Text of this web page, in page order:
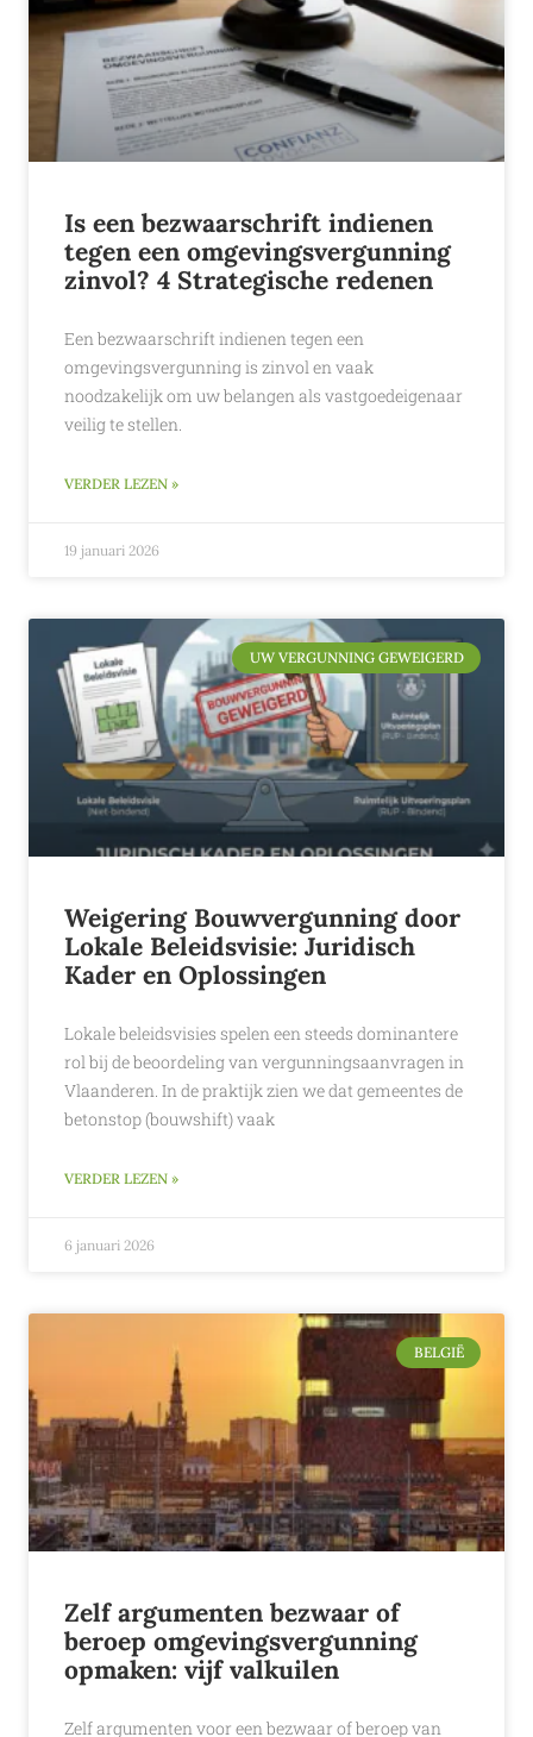
Is een bezwaarschrift indienen
tegen een omgevingsvergunning
zinvol? 4 Strategische redenen
Een bezwaarschrift indienen tegen een
omgevingsvergunning is zinvol en vaak
noodzakelijk om uw belangen als vastgoedeigenaar
veilig te stellen.
VERDER LEZEN »
19 januari 2026
UW VERGUNNING GEWEIGERD
Weigering Bouwvergunning door
Lokale Beleidsvisie: Juridisch
Kader en Oplossingen
Lokale beleidsvisies spelen een steeds dominantere
rol bij de beoordeling van vergunningsaanvragen in
Vlaanderen. In de praktijk zien we dat gemeentes de
betonstop (bouwshift) vaak
VERDER LEZEN »
6 januari 2026
BELGIË
Zelf argumenten bezwaar of
beroep omgevingsvergunning
opmaken: vijf valkuilen
Zelf argumenten voor een bezwaar of beroep van